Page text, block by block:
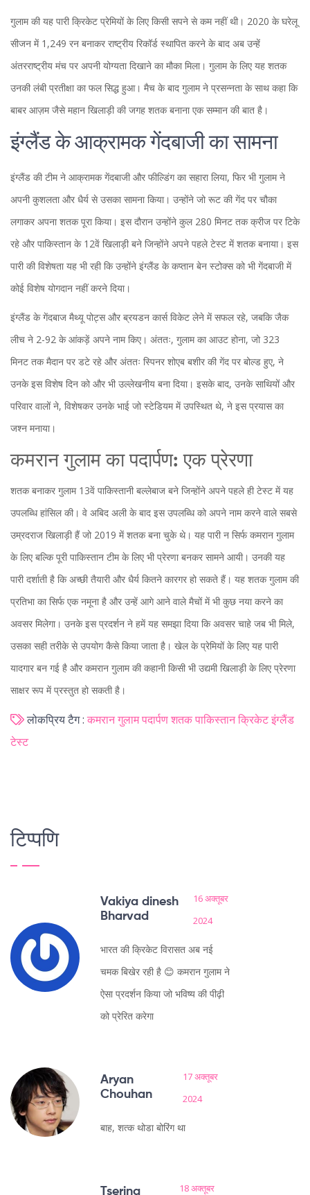
गुलाम की यह पारी क्रिकेट प्रेमियों के लिए किसी सपने से कम नहीं थी। 2020 के घरेलू
सीजन में 1,249 रन बनाकर राष्ट्रीय रिकॉर्ड स्थापित करने के बाद अब उन्हें
अंतरराष्ट्रीय मंच पर अपनी योग्यता दिखाने का मौका मिला। गुलाम के लिए यह शतक
उनकी लंबी प्रतीक्षा का फल सिद्ध हुआ। मैच के बाद गुलाम ने प्रसन्नता के साथ कहा कि
बाबर आज़म जैसे महान खिलाड़ी की जगह शतक बनाना एक सम्मान की बात है।
इंग्लैंड के आक्रामक गेंदबाजी का सामना
इंग्लैंड की टीम ने आक्रामक गेंदबाजी और फील्डिंग का सहारा लिया, फिर भी गुलाम ने
अपनी कुशलता और धैर्य से उसका सामना किया। उन्होंने जो रूट की गेंद पर चौका
लगाकर अपना शतक पूरा किया। इस दौरान उन्होंने कुल 280 मिनट तक क्रीज पर टिके
रहे और पाकिस्तान के 12वें खिलाड़ी बने जिन्होंने अपने पहले टेस्ट में शतक बनाया। इस
पारी की विशेषता यह भी रही कि उन्होंने इंग्लैंड के कप्तान बेन स्टोक्स को भी गेंदबाजी में
कोई विशेष योगदान नहीं करने दिया।
इंग्लैंड के गेंदबाज मैथ्यू पोट्स और ब्रयडन कार्स विकेट लेने में सफल रहे, जबकि जैक
लीच ने 2-92 के आंकड़ें अपने नाम किए। अंततः, गुलाम का आउट होना, जो 323
मिनट तक मैदान पर डटे रहे और अंततः स्पिनर शोएब बशीर की गेंद पर बोल्ड हुए, ने
उनके इस विशेष दिन को और भी उल्लेखनीय बना दिया। इसके बाद, उनके साथियों और
परिवार वालों ने, विशेषकर उनके भाई जो स्टेडियम में उपस्थित थे, ने इस प्रयास का
जश्न मनाया।
कमरान गुलाम का पदार्पण: एक प्रेरणा
शतक बनाकर गुलाम 13वें पाकिस्तानी बल्लेबाज बने जिन्होंने अपने पहले ही टेस्ट में यह
उपलब्धि हांसिल की। वे अबिद अली के बाद इस उपलब्धि को अपने नाम करने वाले सबसे
उम्रदराज खिलाड़ी हैं जो 2019 में शतक बना चुके थे। यह पारी न सिर्फ कमरान गुलाम
के लिए बल्कि पूरी पाकिस्तान टीम के लिए भी प्रेरणा बनकर सामने आयी। उनकी यह
पारी दर्शाती है कि अच्छी तैयारी और धैर्य कितने कारगर हो सकते हैं। यह शतक गुलाम की
प्रतिभा का सिर्फ एक नमूना है और उन्हें आगे आने वाले मैचों में भी कुछ नया करने का
अवसर मिलेगा। उनके इस प्रदर्शन ने हमें यह समझा दिया कि अवसर चाहे जब भी मिले,
उसका सही तरीके से उपयोग कैसे किया जाता है। खेल के प्रेमियों के लिए यह पारी
यादगार बन गई है और कमरान गुलाम की कहानी किसी भी उद्यमी खिलाड़ी के लिए प्रेरणा
साक्षर रूप में प्रस्तुत हो सकती है।
लोकप्रिय टैग : कमरान गुलाम पदार्पण शतक पाकिस्तान क्रिकेट इंग्लैंड
टेस्ट
टिप्पणि
Vakiya dinesh
Bharvad
16 अक्तूबर
2024
भारत की क्रिकेट विरासत अब नई
चमक बिखेर रही है 😊 कमरान गुलाम ने
ऐसा प्रदर्शन किया जो भविष्य की पीढ़ी
को प्रेरित करेगा
Aryan
Chouhan
17 अक्तूबर
2024
बाह, शत्क थोडा बोरिंग था
Tsering 18 अक्तूबर